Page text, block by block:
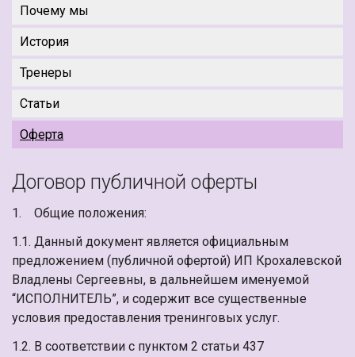
Почему мы
История
Тренеры
Статьи
Оферта
Договор публичной оферты
1. Общие положения:
1.1. Данный документ является официальным
предложением (публичной офертой) ИП Крохалевской
Владлены Сергеевны, в дальнейшем именуемой
“ИСПОЛНИТЕЛЬ”, и содержит все существенные
условия предоставления тренинговых услуг.
1.2. В соответствии с пунктом 2 статьи 437